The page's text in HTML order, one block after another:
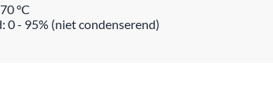
°C
0 - 95% (niet condenserend)